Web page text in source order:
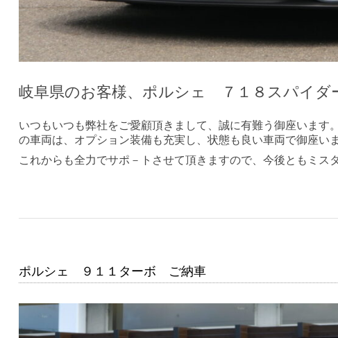
岐阜県のお客様、ポルシェ ７１８スパイダ
いつもいつも弊社をご愛顧頂きまして、誠に有難う御座いま
の車両は、オプション装備も充実し、状態も良い車両で御座い
これからも全力でサポ－トさせて頂きますので、今後ともミ
ポルシェ ９１１ターボ ご納車